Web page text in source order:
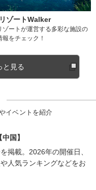
ゾートWalker
ゾートが運営する多彩な施設の
報をチェック！
と見る
イベントを紹介
国】
掲載。2026年の開催日、
人気ランキングなどをお